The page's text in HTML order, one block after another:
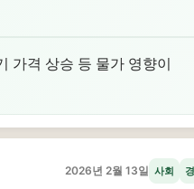
가격 상승 등 물가 영향이
2026년 2월 13일 사회